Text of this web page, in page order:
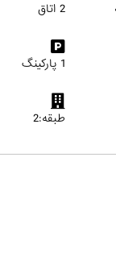
2 اتاق
1 پارکینگ
طبقه:2